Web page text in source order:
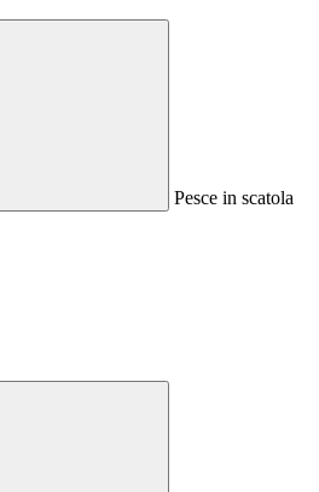
Pesce in scatola